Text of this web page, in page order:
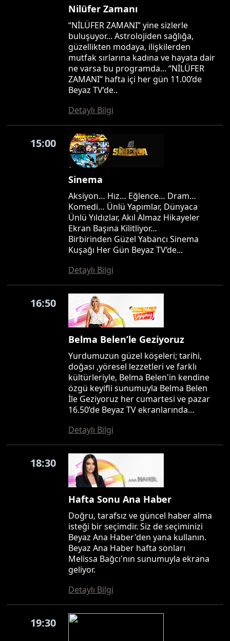
Nilüfer Zamanı
“NİLÜFER ZAMANI” yine sizlerle
buluşuyor... Astrolojiden sağlığa,
güzellikten modaya, ilişkilerden
mutfak sırlarına kadına ve hayata dair
ne varsa bu programda... “NİLÜFER
ZAMANI” hafta içi her gün 11.00’de
Beyaz TV’de..
Detaylı Bilgi
15:00
Sinema
Aksiyon… Hız… Eğlence… Dram…
Komedi… Ünlü Yapımlar, Dünyaca
Ünlü Yıldızlar, Akıl Almaz Hikayeler
Ekran Başına Kilitliyor…
Birbirinden Güzel Yabancı Sinema
Kuşağı Her Gün Beyaz TV’de...
Detaylı Bilgi
16:50
Belma Belen’le Geziyoruz
Yurdumuzun güzel köşeleri; tarihi,
doğası ,yöresel lezzetleri ve farklı
kültürleriyle, Belma Belen'in kendine
özgü keyifli sunumuyla Belma Belen
İle Geziyoruz her cumartesi ve pazar
16.50’de Beyaz TV ekranlarında…
Detaylı Bilgi
18:30
Hafta Sonu Ana Haber
Doğru, tarafsız ve güncel haber alma
isteği bir seçimdir. Siz de seçiminizi
Beyaz Ana Haber'den yana kullanın.
Beyaz Ana Haber hafta sonları
Melissa Bağcı'nın sunumuyla ekrana
geliyor.
Detaylı Bilgi
19:30